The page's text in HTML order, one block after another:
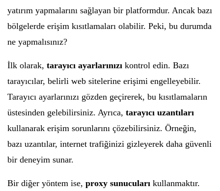
yatırım yapmalarını sağlayan bir platformdur. Ancak bazı
bölgelerde erişim kısıtlamaları olabilir. Peki, bu durumda
ne yapmalısınız?
İlk olarak, tarayıcı ayarlarınızı kontrol edin. Bazı
tarayıcılar, belirli web sitelerine erişimi engelleyebilir.
Tarayıcı ayarlarınızı gözden geçirerek, bu kısıtlamaların
üstesinden gelebilirsiniz. Ayrıca, tarayıcı uzantıları
kullanarak erişim sorunlarını çözebilirsiniz. Örneğin,
bazı uzantılar, internet trafiğinizi gizleyerek daha güvenli
bir deneyim sunar.
Bir diğer yöntem ise, proxy sunucuları kullanmaktır.